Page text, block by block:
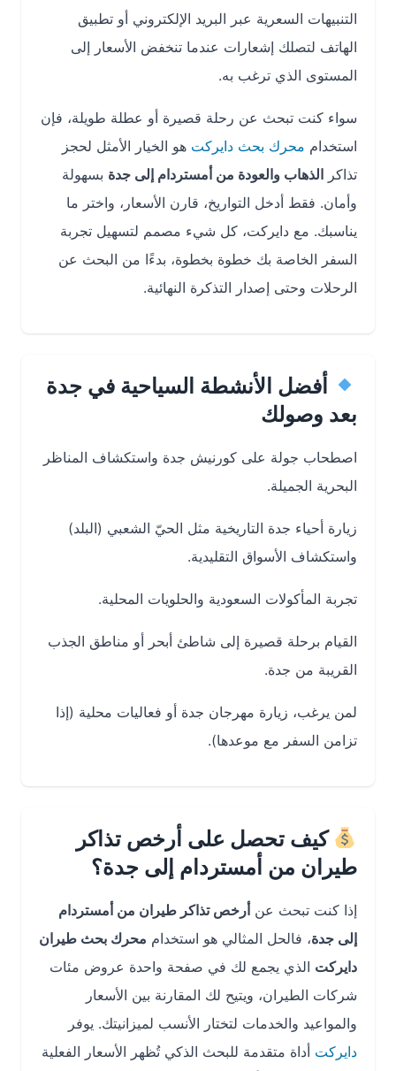
التنبيهات السعرية عبر البريد الإلكتروني أو تطبيق
الهاتف لتصلك إشعارات عندما تنخفض الأسعار إلى
المستوى الذي ترغب به.
سواء كنت تبحث عن رحلة قصيرة أو عطلة طويلة، فإن
استخداممحرك بحث دايركتهو الخيار الأمثل لحجز
الذهاب والعودة من أمستردام إلى جدةبسهولة
وأمان. فقط أدخل التواريخ، قارن الأسعار، واختر ما
يناسبك. مع دايركت، كل شيء مصمم لتسهيل تجربة
السفر الخاصة بك خطوة بخطوة، بدءًا من البحث عن
الرحلات وحتى إصدار التذكرة النهائية.
أفضل الأنشطة السياحية في جدة
بعد وصولك
اصطحاب جولة على كورنيش جدة واستكشاف المناظر
البحرية الجميلة.
زيارة أحياء جدة التاريخية مثل الحيّ الشعبي (البلد)
واستكشاف الأسواق التقليدية.
تجربة المأكولات السعودية والحلويات المحلية.
القيام برحلة قصيرة إلى شاطئ أبحر أو مناطق الجذب
القريبة من جدة.
لمن يرغب، زيارة مهرجان جدة أو فعاليات محلية (إذا
تزامن السفر مع موعدها).
كيف تحصل على أرخص تذاكر
طيران من أمستردام إلى جدة؟
إذا كنت تبحث عنأرخص تذاكر طيران من أمستردام
إلى جدة، فالحل المثالي هو استخداممحرك بحث طيران
دايركتالذي يجمع لك في صفحة واحدة عروض مئات
شركات الطيران، ويتيح لك المقارنة بين الأسعار
والمواعيد والخدمات لتختار الأنسب لميزانيتك. يوفر
دايركتأداة متقدمة للبحث الذكي تُظهر الأسعار الفعلية